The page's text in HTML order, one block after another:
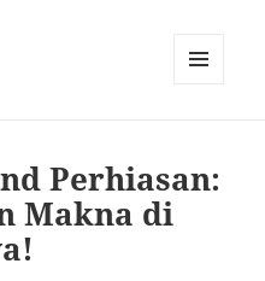
Perhiasan:
Makna di